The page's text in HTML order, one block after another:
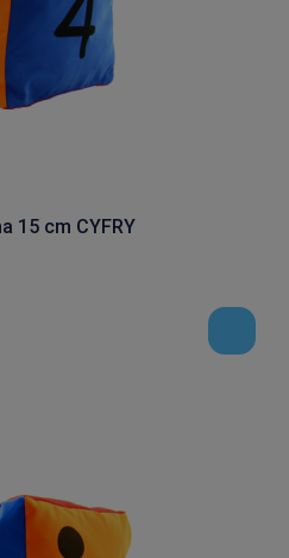
15 cm CYFRY